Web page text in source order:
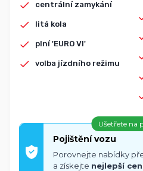
centrální zamykání
litá kola
plní 'EURO VI'
volba jízdního režimu
Ušetřete na
Pojištění vozu
Porovnejte nabídky
a získejte nejlepší